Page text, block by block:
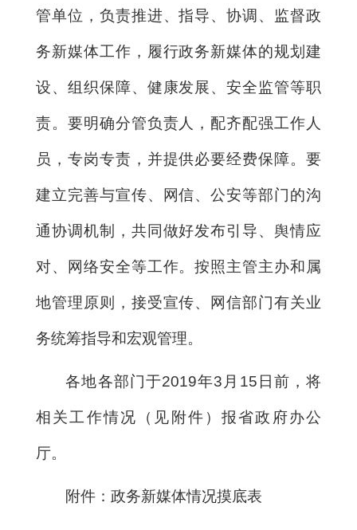
管单位，负责推进、指导、协调、监督政
务新媒体工作，履行政务新媒体的规划建
设、组织保障、健康发展、安全监管等职
责。要明确分管负责人，配齐配强工作人
员，专岗专责，并提供必要经费保障。要
建立完善与宣传、网信、公安等部门的沟
通协调机制，共同做好发布引导、舆情应
对、网络安全等工作。按照主管主办和属
地管理原则，接受宣传、网信部门有关业
务统筹指导和宏观管理。
各地各部门于2019年3月15日前，将
相关工作情况（见附件）报省政府办公
厅。
附件：政务新媒体情况摸底表